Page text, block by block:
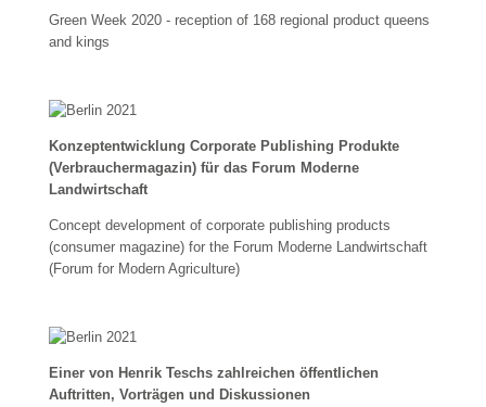
Green Week 2020 - reception of 168 regional product queens
and kings
Konzeptentwicklung Corporate Publishing Produkte
(Verbrauchermagazin) für das Forum Moderne
Landwirtschaft
Concept development of corporate publishing products
(consumer magazine) for the Forum Moderne Landwirtschaft
(Forum for Modern Agriculture)
Einer von Henrik Teschs zahlreichen öffentlichen
Auftritten, Vorträgen und Diskussionen